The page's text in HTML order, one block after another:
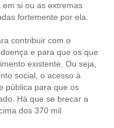
PROFISSÃO
si ou as extremas
fortemente por ela.
contribuir com o
e para que os que
existente. Ou seja,
social, o acesso à
pública para que os
Há que se brecar a
dos 370 mil